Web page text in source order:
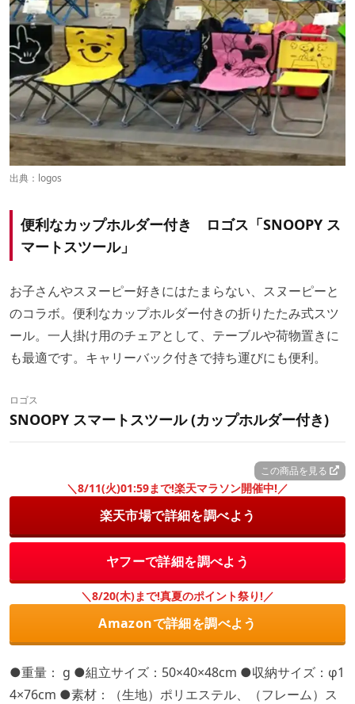
出典： logos
便利なカップホルダー付き ロゴス「SNOOPY ス
マートスツール」
お子さんやスヌーピー好きにはたまらない、スヌーピーと
のコラボ。便利なカップホルダー付きの折りたたみ式スツ
ール。一人掛け用のチェアとして、テーブルや荷物置きに
も最適です。キャリーバック付きで持ち運びにも便利。
ロゴス
SNOOPY スマートスツール (カップホルダー付き)
この商品を見る
＼8/11(火)01:59まで!楽天マラソン開催中!／
楽天市場で詳細を調べよう
ヤフーで詳細を調べよう
＼8/20(木)まで!真夏のポイント祭り!／
Amazonで詳細を調べよう
●重量： g ●組立サイズ：50×40×48cm ●収納サイズ：φ1
4×76cm ●素材：（生地）ポリエステル、（フレーム）ス